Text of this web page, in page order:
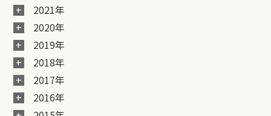
2021年
2020年
2019年
2018年
2017年
2016年